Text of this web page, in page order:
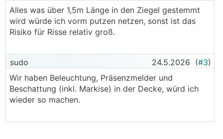
Alles was über 1,5m Länge in den Ziegel gestemmt
wird würde ich vorm putzen netzen, sonst ist das
Risiko für Risse relativ groß.
sudo 24.5.2026 (#3)
Wir haben Beleuchtung, Präsenzmelder und
Beschattung (inkl. Markise) in der Decke, würd ich
wieder so machen.